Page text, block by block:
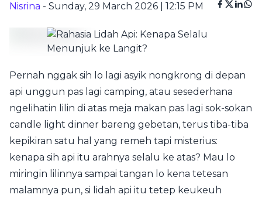
Nisrina - Sunday, 29 March 2026 | 12:15 PM
Pernah nggak sih lo lagi asyik nongkrong di depan
api unggun pas lagi camping, atau sesederhana
ngelihatin lilin di atas meja makan pas lagi sok-sokan
candle light dinner bareng gebetan, terus tiba-tiba
kepikiran satu hal yang remeh tapi misterius:
kenapa sih api itu arahnya selalu ke atas? Mau lo
miringin lilinnya sampai tangan lo kena tetesan
malamnya pun, si lidah api itu tetep keukeuh